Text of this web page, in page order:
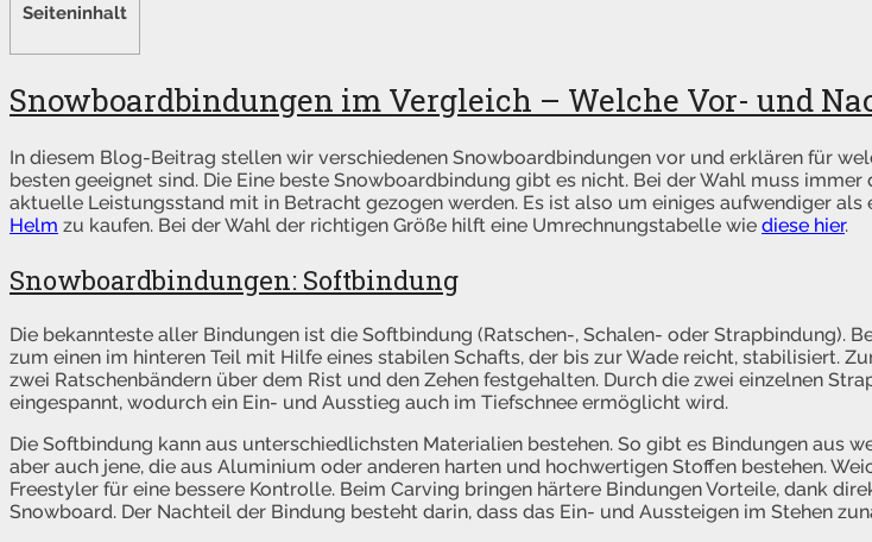
Seiteninhalt
Snowboardbindungen im Vergleich – Welche Vor- und
In diesem Blog-Beitrag stellen wir verschiedenen Snowboardbindungen vor und erklären für
besten geeignet sind. Die Eine beste Snowboardbindung gibt es nicht. Bei der Wahl muss
aktuelle Leistungsstand mit in Betracht gezogen werden. Es ist also um einiges aufwendiger als
Helm zu kaufen. Bei der Wahl der richtigen Größe hilft eine Umrechnungstabelle wie diese hier.
Snowboardbindungen: Softbindung
Die bekannteste aller Bindungen ist die Softbindung (Ratschen-, Schalen- oder Strapbindung).
zum einen im hinteren Teil mit Hilfe eines stabilen Schafts, der bis zur Wade reicht, stabilisiert.
zwei Ratschenbändern über dem Rist und den Zehen festgehalten. Durch die zwei einzelnen
eingespannt, wodurch ein Ein- und Ausstieg auch im Tiefschnee ermöglicht wird.
Die Softbindung kann aus unterschiedlichsten Materialien bestehen. So gibt es Bindungen aus
aber auch jene, die aus Aluminium oder anderen harten und hochwertigen Stoffen bestehen.
Freestyler für eine bessere Kontrolle. Beim Carving bringen härtere Bindungen Vorteile, dank
Snowboard. Der Nachteil der Bindung besteht darin, dass das Ein- und Aussteigen im Stehen